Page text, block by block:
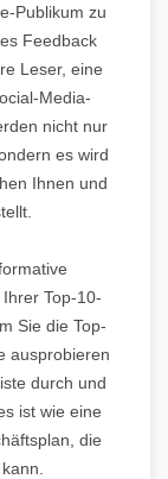
Publikum zu
Feedback
Leser, eine
Media-
nicht nur
es wird
Ihnen und
Top-10-
Sie die Top-
ausprobieren
durch und
ist wie eine
die